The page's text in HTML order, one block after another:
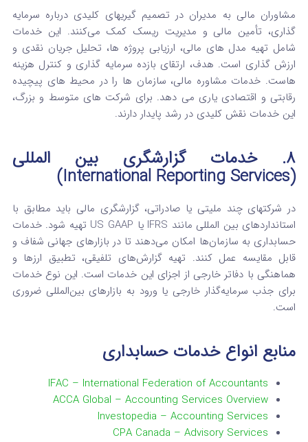
مشاوران مالی به مدیران در تصمیم گیریهای کلیدی درباره سرمایه‌
گذاری، تأمین مالی و مدیریت ریسک کمک می‌کنند. این خدمات
شامل تهیه مدل‌ های مالی، ارزیابی پروژه‌ ها، تحلیل جریان نقدی و
ارزش‌ گذاری است. هدف، ارتقای بازده سرمایه‌ گذاری و کنترل هزینه‌
هاست. خدمات مشاوره مالی، سازمان‌ ها را در محیط‌ های پیچیده
رقابتی و اقتصادی یاری می‌ دهد. برای شرکت‌ های متوسط و بزرگ،
این خدمات نقش کلیدی در رشد پایدار دارند.
۸. خدمات گزارشگری بین المللی
(International Reporting Services)
در شرکتهای چند ملیتی یا صادراتی، گزارشگری مالی باید مطابق با
استانداردهای بین المللی مانند IFRS یا US GAAP تهیه شود. خدمات
حسابداری به سازمان‌ها امکان می‌دهند تا در بازارهای جهانی شفاف و
قابل مقایسه عمل کنند. تهیه گزارش‌های تلفیقی، تطبیق ارزها و
هماهنگی با دفاتر خارجی از اجزای این خدمات است. این نوع خدمات
برای جذب سرمایه‌گذار خارجی یا ورود به بازارهای بین‌المللی ضروری
است.
منابع انواع خدمات حسابداری
IFAC – International Federation of Accountants
ACCA Global – Accounting Services Overview
Investopedia – Accounting Services
CPA Canada – Advisory Services